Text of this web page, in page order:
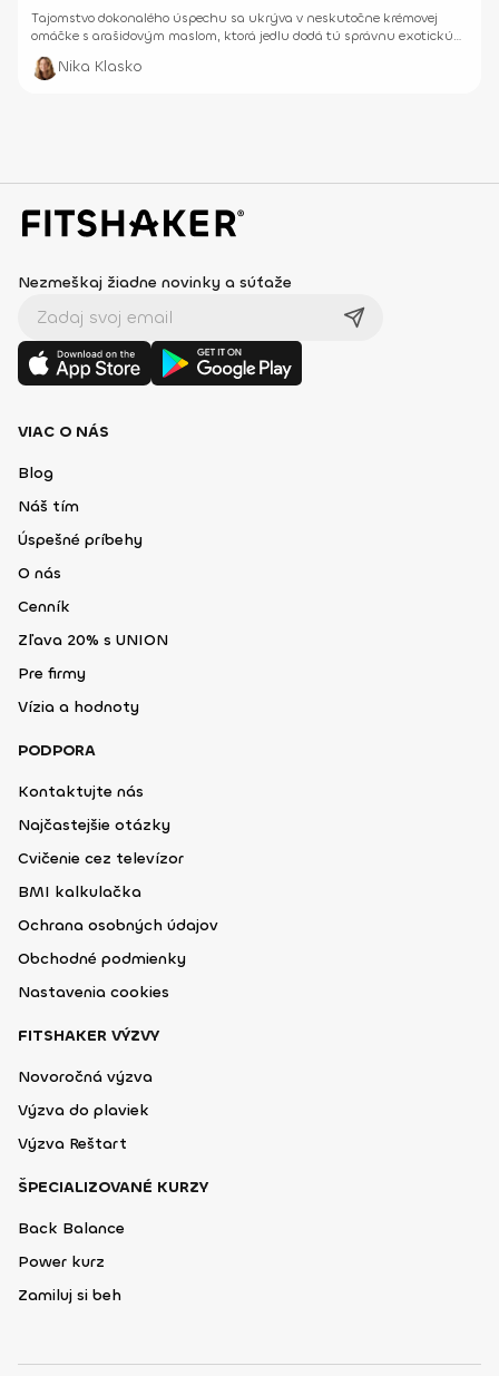
Tajomstvo dokonalého úspechu sa ukrýva v neskutočne krémovej
omáčke s arašidovým maslom, ktorá jedlu dodá tú správnu exotickú
chuť. Je to ideálny a rýchly obed do krabičiek, ktorý ťa nabije
bielkovinami a zdravými tukmi!
Nika Klasko
Nezmeškaj žiadne novinky a súťaže
VIAC O NÁS
Blog
Náš tím
Úspešné príbehy
O nás
Cenník
Zľava 20% s UNION
Pre firmy
Vízia a hodnoty
PODPORA
Kontaktujte nás
Najčastejšie otázky
Cvičenie cez televízor
BMI kalkulačka
Ochrana osobných údajov
Obchodné podmienky
Nastavenia cookies
FITSHAKER VÝZVY
Novoročná výzva
Výzva do plaviek
Výzva Reštart
ŠPECIALIZOVANÉ KURZY
Back Balance
Power kurz
Zamiluj si beh